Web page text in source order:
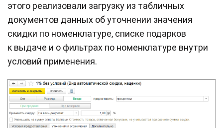
этого реализовали загрузку из табличных
документов данных об уточнении значения
скидки по номенклатуре, списке подарков
к выдаче и о фильтрах по номенклатуре внутри
условий применения.